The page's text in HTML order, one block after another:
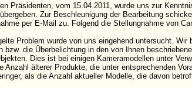
Präsidenten, vom 15.04.2011, wurde uns zur
Zur Beschleunigung der Bearbeitung
per E-Mail zu. Folgend die Stellungnahme von
Problem wurde von uns eingehend untersucht. Wir
bzw. die Überbelichtung in den von Ihnen
Dies ist bei einigen Kameramodellen unter
Anzahl älterer Produkte, die unter entsprechenden
als die Anzahl aktueller Modelle, die davon